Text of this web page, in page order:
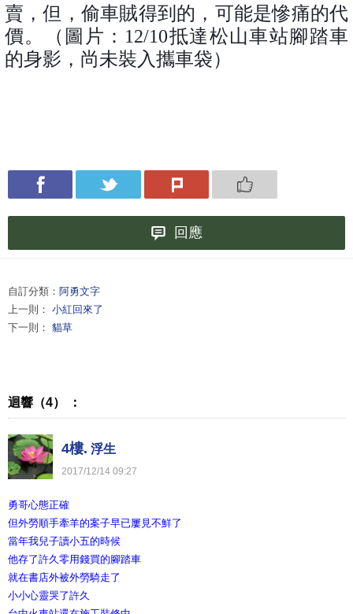
賣，但，偷車賊得到的，可能是慘痛的代
價。（圖片： 12/10抵達松山車站腳踏車
的身影 ， 尚未裝入攜車袋）
回應
自訂分類： 阿勇文字
上一則： 小紅回來了
下一則： 貓草
迴響（4） ：
4樓. 浮生
2017/12/14 09:27
勇哥心態正確
但外勞順手牽羊的案子早已屢見不鮮了
當年我兒子讀小五的時候
他存了許久零用錢買的腳踏車
就在書店外被外勞騎走了
小小心靈哭了許久